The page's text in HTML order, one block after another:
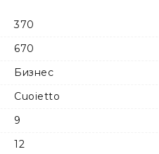
370
670
Бизнес
Cuoietto
9
12